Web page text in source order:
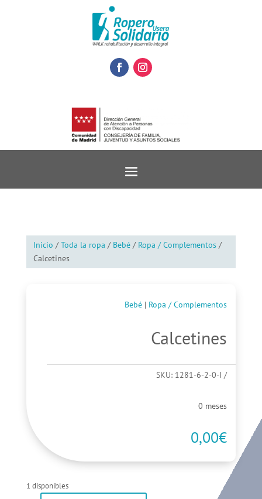
Inicio /Toda la ropa / Bebé/ Ropa / Complementos/
Calcetines
Bebé | Ropa / Complementos
Calcetines
SKU: 1281-6-2-0-I
0 meses
0,00€
1 disponibles